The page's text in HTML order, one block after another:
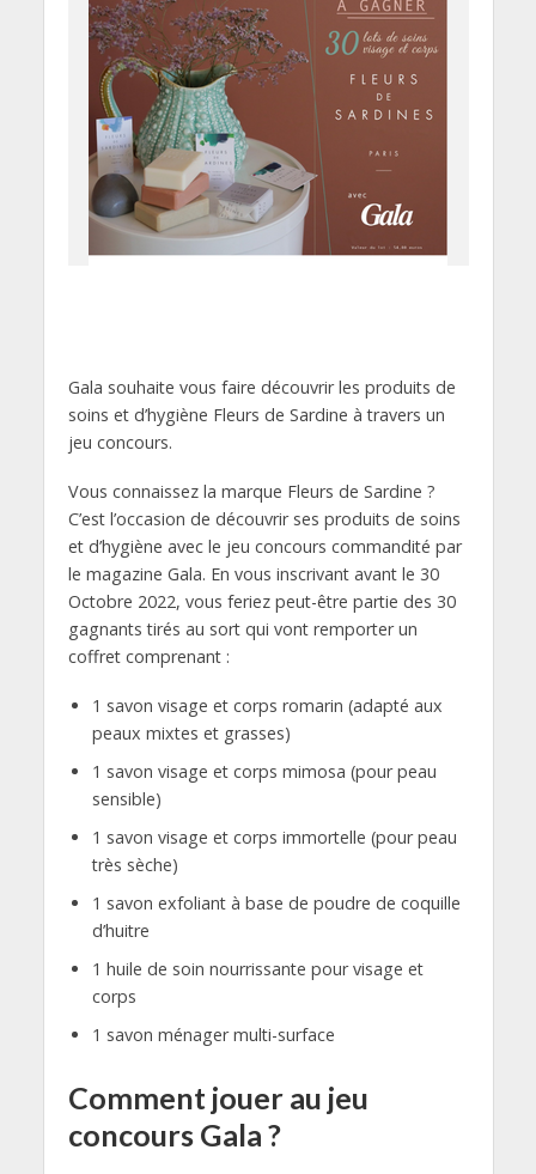
Gala souhaite vous faire découvrir les produits de
soins et d’hygiène Fleurs de Sardine à travers un
jeu concours.
Vous connaissez la marque Fleurs de Sardine ?
C’est l’occasion de découvrir ses produits de soins
et d’hygiène avec le jeu concours commandité par
le magazine Gala. En vous inscrivant avant le 30
Octobre 2022, vous feriez peut-être partie des 30
gagnants tirés au sort qui vont remporter un
coffret comprenant :
1 savon visage et corps romarin (adapté aux
peaux mixtes et grasses)
1 savon visage et corps mimosa (pour peau
sensible)
1 savon visage et corps immortelle (pour peau
très sèche)
1 savon exfoliant à base de poudre de coquille
d’huitre
1 huile de soin nourrissante pour visage et
corps
1 savon ménager multi-surface
Comment jouer au jeu
concours Gala ?